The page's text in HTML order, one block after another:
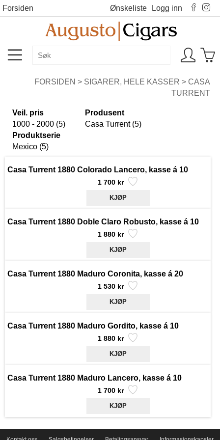
Forsiden Ønskeliste Logg inn
FORSIDEN > SIGARER, HELE KASSER > CASA
TURRENT
Veil. pris
1000 - 2000 (5)
Produsent
Casa Turrent (5)
Produktserie
Mexico (5)
Casa Turrent 1880 Colorado Lancero, kasse á 10
1 700 kr
Casa Turrent 1880 Doble Claro Robusto, kasse á 10
1 880 kr
Casa Turrent 1880 Maduro Coronita, kasse á 20
1 530 kr
Casa Turrent 1880 Maduro Gordito, kasse á 10
1 880 kr
Casa Turrent 1880 Maduro Lancero, kasse á 10
1 700 kr